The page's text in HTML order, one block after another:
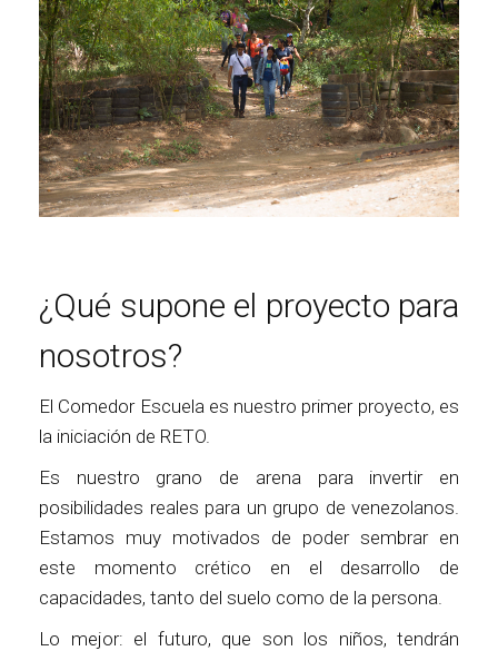
¿Qué supone el proyecto para
nosotros?
El Comedor Escuela es nuestro primer proyecto, es
la iniciación de RETO.
Es nuestro grano de arena para invertir en
posibilidades reales para un grupo de venezolanos.
Estamos muy motivados de poder sembrar en
este momento crético en el desarrollo de
capacidades, tanto del suelo como de la persona.
Lo mejor: el futuro, que son los niños, tendrán